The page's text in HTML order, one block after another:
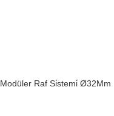
Modüler Raf Si̇stemi̇ Ø32Mm